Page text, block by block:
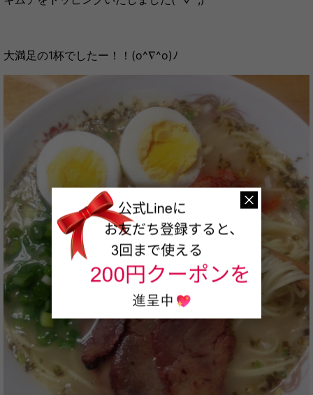
大満足の1杯でしたー！！(o^∇^o)ﾉ